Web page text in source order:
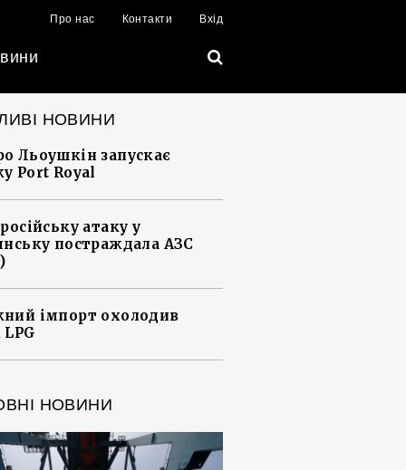
Про нас Контакти Вхід
НОВИНИ
Льоушкін запускає
Port Royal
атаку у
постраждала АЗС
імпорт охолодив
НОВИНИ